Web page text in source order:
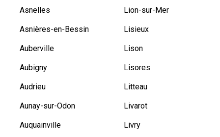
Asnelles
Asnières-en-Bessin
Auberville
Aubigny
Audrieu
Aunay-sur-Odon
Auquainville
Lion-sur-Mer
Lisieux
Lison
Lisores
Litteau
Livarot
Livry